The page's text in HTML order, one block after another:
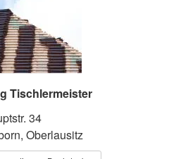
Tischlermeister
34
Oberlausitz